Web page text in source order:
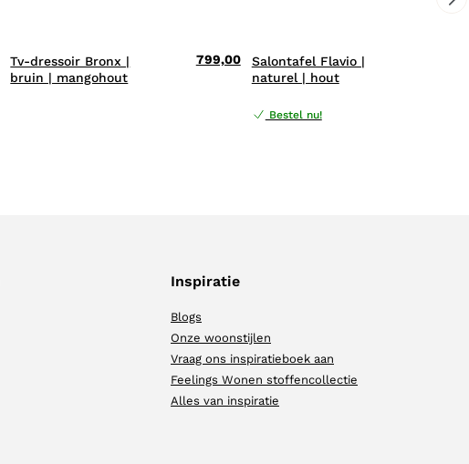
Tv-dressoir Bronx |
bruin | mangohout
799,00
Salontafel Flavio |
naturel | hout
Bestel nu!
Inspiratie
Blogs
Onze woonstijlen
Vraag ons inspiratieboek aan
Feelings Wonen stoffencollectie
Alles van inspiratie